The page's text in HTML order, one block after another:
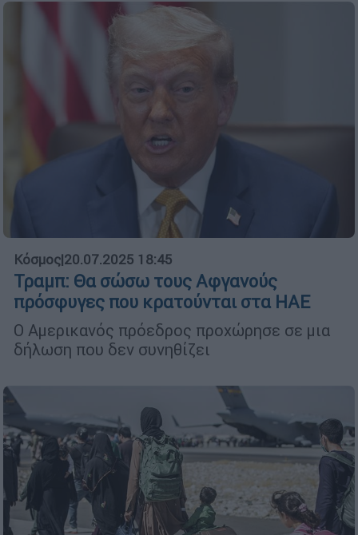
Κόσμος|20.07.2025 18:45
Τραμπ: Θα σώσω τους Αφγανούς
πρόσφυγες που κρατούνται στα ΗΑΕ
Ο Αμερικανός πρόεδρος προχώρησε σε μια
δήλωση που δεν συνηθίζει